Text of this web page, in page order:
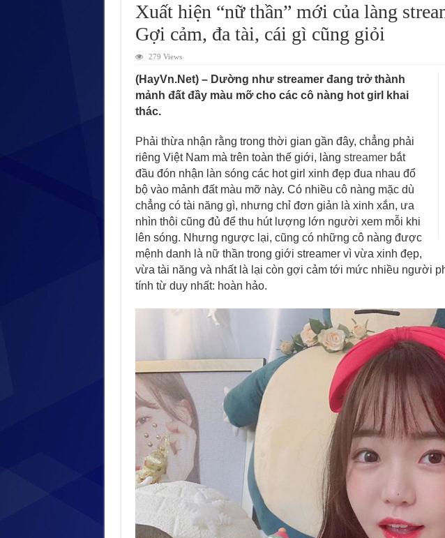
Xuất hiện “nữ thần” mới của làng
Gợi cảm, đa tài, cái gì cũng giỏi
279 Views
(HayVn.Net) – Dường như streamer đang trở thành
mảnh đất đầy màu mỡ cho các cô nàng hot girl khai
thác.
Phải thừa nhận rằng trong thời gian gần đây, chẳng phải
riêng Việt Nam mà trên toàn thế giới, làng streamerbắt
đầu đón nhận làn sóng các hot girl xinh đẹp đua nhau đổ
bộ vào mảnh đất màu mỡ này. Có nhiều cô nàng mặc dù
chẳng có tài năng gì, nhưng chỉ đơn giản là xinh xắn, ưa
nhìn thôi cũng đủ để thu hút lượng lớn người xem mỗi khi
lên sóng. Nhưng ngược lại, cũng có những cô nàng được
mệnh danh là nữ thần trong giới streamer vì vừa xinh đẹp,
vừa tài năng và nhất là lại còn gợi cảm tới mức nhiều người
tính từ duy nhất: hoàn hảo.